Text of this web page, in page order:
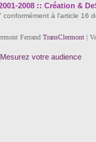
2008 :: Création &
à l'article 16
Ferrand TransClermont|